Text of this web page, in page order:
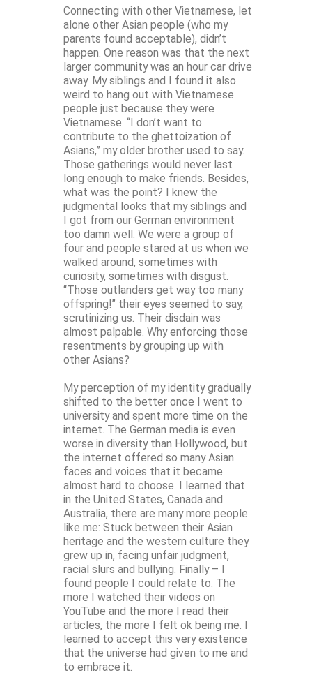
Connecting with other Vietnamese, let
alone other Asian people (who my
parents found acceptable), didn’t
happen. One reason was that the next
larger community was an hour car drive
away. My siblings and I found it also
weird to hang out with Vietnamese
people just because they were
Vietnamese. “I don’t want to
contribute to the ghettoization of
Asians,” my older brother used to say.
Those gatherings would never last
long enough to make friends. Besides,
what was the point? I knew the
judgmental looks that my siblings and
I got from our German environment
too damn well. We were a group of
four and people stared at us when we
walked around, sometimes with
curiosity, sometimes with disgust.
“Those outlanders get way too many
offspring!” their eyes seemed to say,
scrutinizing us. Their disdain was
almost palpable. Why enforcing those
resentments by grouping up with
other Asians?
My perception of my identity gradually
shifted to the better once I went to
university and spent more time on the
internet. The German media is even
worse in diversity than Hollywood, but
the internet offered so many Asian
faces and voices that it became
almost hard to choose. I learned that
in the United States, Canada and
Australia, there are many more people
like me: Stuck between their Asian
heritage and the western culture they
grew up in, facing unfair judgment,
racial slurs and bullying. Finally – I
found people I could relate to. The
more I watched their videos on
YouTube and the more I read their
articles, the more I felt ok being me. I
learned to accept this very existence
that the universe had given to me and
to embrace it.